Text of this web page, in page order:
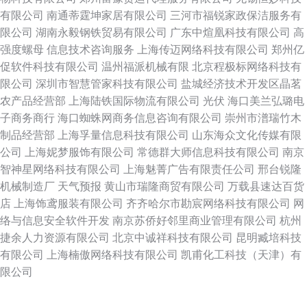
有限公司 南通蒂霆坤家居有限公司 三河市福锐家政保洁服务有
限公司 湖南永毅钢铁贸易有限公司 广东中煊凰科技有限公司 高
强度螺母 信息技术咨询服务 上海传迈网络科技有限公司 郑州亿
促软件科技有限公司 温州福派机械有限 北京程极标网络科技有
限公司 深圳市智慧管家科技有限公司 盐城经济技术开发区晶茗
农产品经营部
上海陆铁国际物流有限公司 光伏 海口美兰弘璐电
子商务商行 海口蜘蛛网商务信息咨询有限公司 崇州市潽瑞竹木
制品经营部
上海孚量信息科技有限公司 山东海众文化传媒有限
公司
上海妮梦服饰有限公司 常德群大师信息科技有限公司 南京
智神星网络科技有限公司
上海魅菁广告有限责任公司 邢台锐隆
机械制造厂 天气预报 黄山市瑞隆商贸有限公司 万载县速达百货
店
上海饰鸢服装有限公司 齐齐哈尔市勘宸网络科技有限公司 网
络与信息安全软件开发 南京苏侨好邻里商业管理有限公司 杭州
捷余人力资源有限公司 北京中诚祥科技有限公司 昆明臧培科技
有限公司
上海楠傲网络科技有限公司 凯甫化工科技（天津）有
限公司